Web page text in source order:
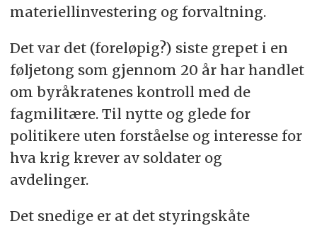
materiellinvestering og forvaltning.
Det var det (foreløpig?) siste grepet i en
føljetong som gjennom 20 år har handlet
om byråkratenes kontroll med de
fagmilitære. Til nytte og glede for
politikere uten forståelse og interesse for
hva krig krever av soldater og
avdelinger.
Det snedige er at det styringskåte